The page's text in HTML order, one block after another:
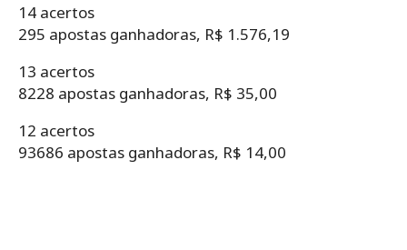
14 acertos
295 apostas ganhadoras, R$ 1.576,19
13 acertos
8228 apostas ganhadoras, R$ 35,00
12 acertos
93686 apostas ganhadoras, R$ 14,00